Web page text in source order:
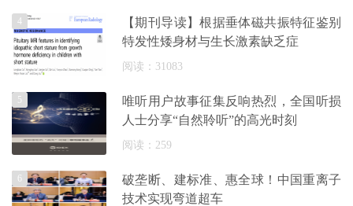
【期刊导读】根据垂体磁共振特征鉴别
特发性矮身材与生长激素缺乏症
阅读：31083
4
唯听用户故事征集反响热烈，全国听损
人士分享“自然聆听”的高光时刻
阅读：259
5
破垄断、建标准、惠全球！中国重离子
技术实现弯道超车
6